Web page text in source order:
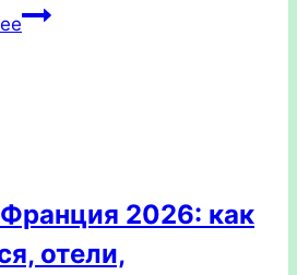
Как
все
способы
2026: как
отели,